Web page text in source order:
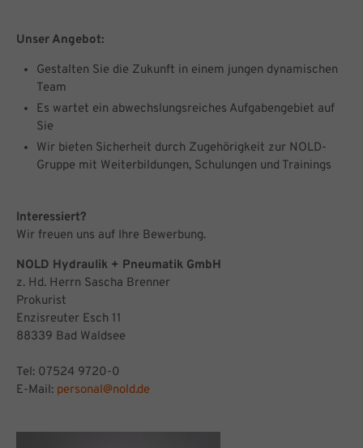
Unser Angebot:
Gestalten Sie die Zukunft in einem jungen dynamischen
Team
Es wartet ein abwechslungs­reiches Aufgabengebiet auf
Sie
Wir bieten Sicherheit durch Zugehörigkeit zur NOLD-
Gruppe mit Weiterbildungen, Schulungen und Trainings
Interessiert?
Wir freuen uns auf Ihre Bewerbung.
NOLD Hydraulik + Pneumatik GmbH
z. Hd. Herrn Sascha Brenner
Prokurist
Enzisreuter Esch 11
88339 Bad Waldsee
Tel: 07524 9720-0
E-Mail: personal@nold.de